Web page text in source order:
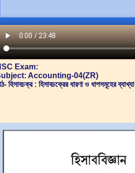
Exam:
Accounting-04(ZR)
হিসাবচক্র : হিসাবচক্রের ধারণা ও ধাপসমূহের